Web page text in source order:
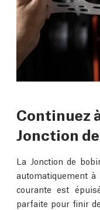
Continuez
Jonction
La Jonction de
automatiquement
courante est
parfaite pour finir